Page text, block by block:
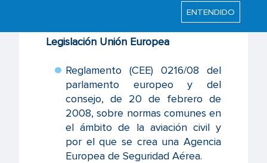
ENTENDIDO
Legislación Unión Europea
Reglamento (CEE) 0216/08 del
parlamento europeo y del
consejo, de 20 de febrero de
2008, sobre normas comunes en
el ámbito de la aviación civil y
por el que se crea una Agencia
Europea de Seguridad Aérea.